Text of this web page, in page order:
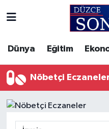
Dünya Eğitim
Nöbetçi
Gizlilik Sözleşmesi
İletişim
Akçakoca Hava
Akçakoca Trafik